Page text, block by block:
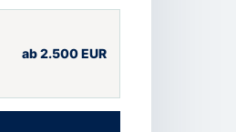
ab 2.500 EUR